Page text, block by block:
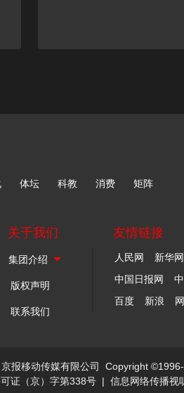
体坛 科教 消费 矩阵
关于我们
版权声明
联系我们
友情链接
人民网 新华网
中国日报网
百度
新浪
报移动传媒有限公司
Copyright
证（京）字第338号 | 信息网络传播视